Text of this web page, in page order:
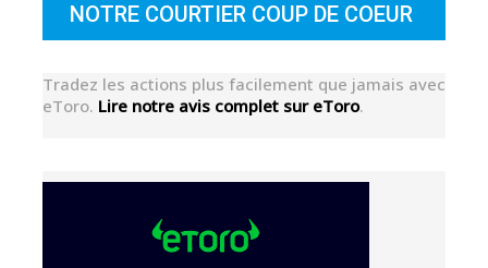
NOTRE COURTIER COUP DE COEUR
Tradez les actions plus facilement que jamais avec
eToro. Lire notre avis complet sur eToro.